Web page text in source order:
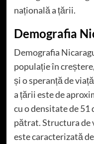
națională a țării.
Demografia
Demografia
populație în
și o speranță de
a țării este de
cu o densitate de
pătrat. Structura de
este caracterizată